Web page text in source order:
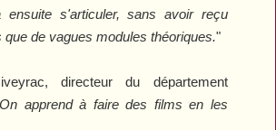
ensuite s'articuler, sans avoir reçu
que de vagues modules théoriques."
directeur du département
On apprend à faire des films en les